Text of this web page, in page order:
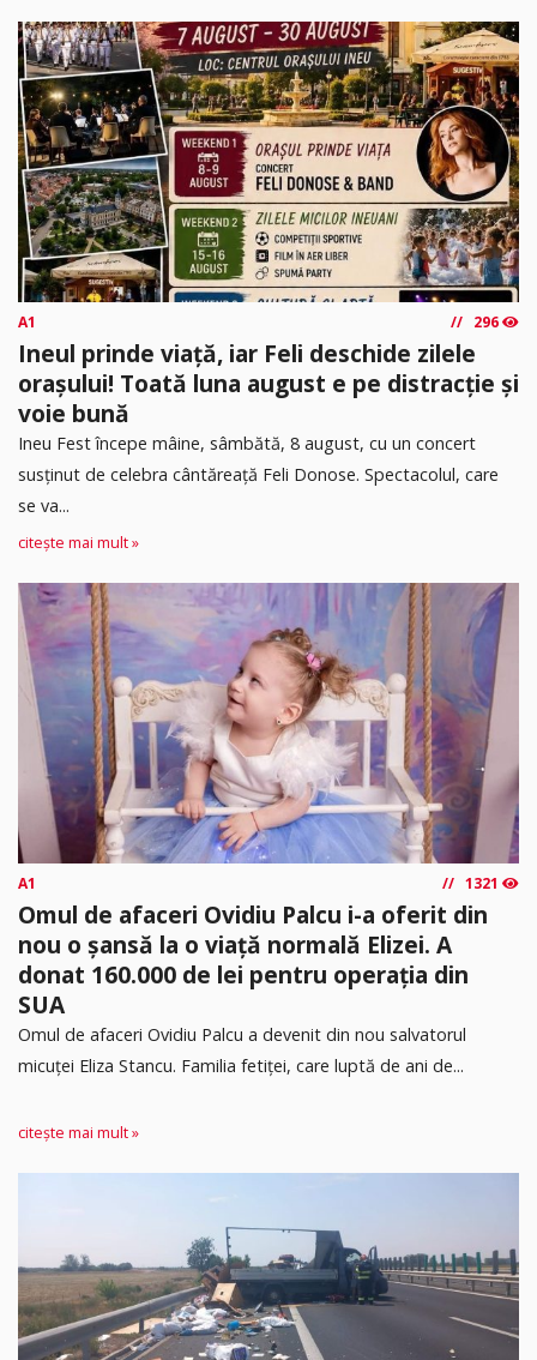
A1 296
Ineul prinde viață, iar Feli deschide zilele
orașului! Toată luna august e pe distracție și
voie bună
Ineu Fest începe mâine, sâmbătă, 8 august, cu un concert
susținut de celebra cântăreață Feli Donose. Spectacolul, care
se va...
citește mai mult »
A1 1321
Omul de afaceri Ovidiu Palcu i-a oferit din
nou o șansă la o viață normală Elizei. A
donat 160.000 de lei pentru operația din
SUA
Omul de afaceri Ovidiu Palcu a devenit din nou salvatorul
micuței Eliza Stancu. Familia fetiței, care luptă de ani de...
citește mai mult »